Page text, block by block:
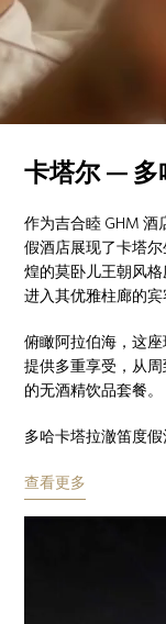
卡塔尔 — 多
作为吉合睦 GHM
假酒店展现了卡塔
煌的莫卧儿王朝风
进入其优雅柱廊的宾
俯瞰阿拉伯海，这
提供多重享受，从
的无酒精饮品套餐。
多哈卡塔拉澈笛度假
查看更多